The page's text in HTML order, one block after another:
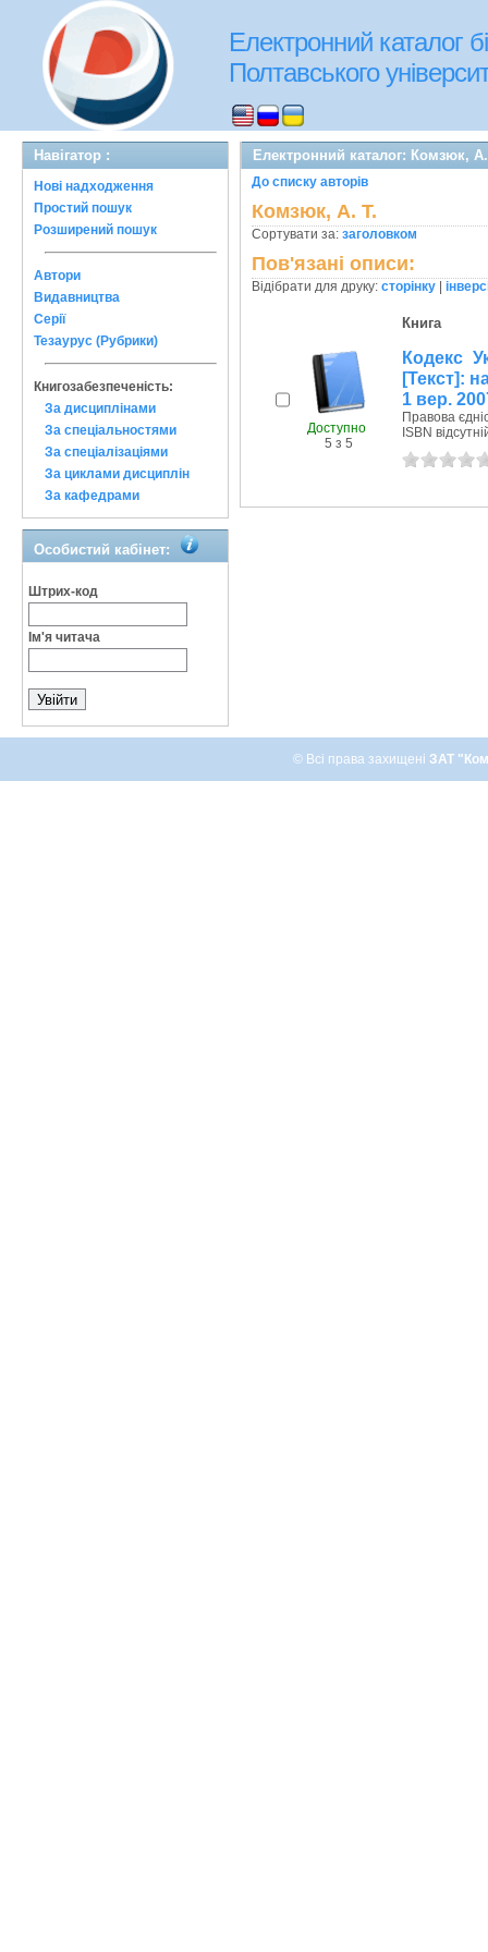
Електронний каталог
Полтавського
Навігатор :
Нові надходження
Простий пошук
Розширений пошук
Автори
Видавництва
Серії
Тезаурус (Рубрики)
Книгозабезпеченість:
За дисциплінами
За спеціальностями
За спеціалізаціями
За циклами дисциплін
За кафедрами
Особистий кабінет:
Штрих-код
Ім'я читача
Електронний каталог: Комзюк,
До списку авторів
Комзюк, А. Т.
Сортувати за: заголовком
Пов'язані описи:
Відібрати для друку: сторінку
Доступно
5 з 5
Книга
Кодекс
[Текст]:
1 вер.
Правова
ISBN
© Всі права захищені ЗАТ